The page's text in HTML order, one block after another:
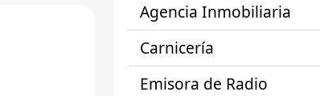
Agencia Inmobiliaria
Carnicería
Emisora de Radio